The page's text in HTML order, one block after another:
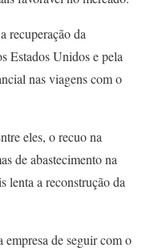
recuperação da
Estados Unidos e pela
nas viagens com o
eles, o recuo na
de abastecimento na
lenta a reconstrução da
empresa de seguir com o